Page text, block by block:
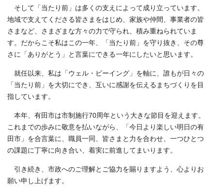
そして「当たり前」は多くの支えによって成り立っています。
地域で支えてくださる皆さまをはじめ、家族や仲間、事業者の皆
さまなど、さまざまな方々の力で守られ、積み重ねられていま
す。だからこそ私はこの一年、「当たり前」を守り抜き、その尊
さに「ありがとう」と言葉にできる一年にしたいと思います。
就任以来、私は「ウェル・ビーイング」を軸に、誰もが日々の
「当たり前」を大切にでき、互いに感謝を伝えるまちづくりを目
指しています。
本年、有田市は市制施行70周年という大きな節目を迎えます。
これまでの歩みに敬意を払いながら、「今日より楽しい明日の有
田市」を合言葉に、職員一同、皆さまと力を合わせ、一つひとつ
の課題に丁寧に向き合い、着実に前進してまいります。
引き続き、市政へのご理解とご協力を賜りますよう、心よりお
願い申し上げます。